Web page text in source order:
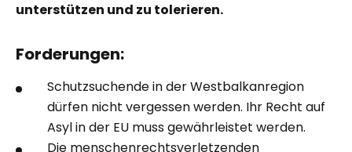
unterstützen und zu tolerieren.
Forderungen:
Schutzsuchende in der Westbalkanregion
dürfen nicht vergessen werden. Ihr Recht auf
Asyl in der EU muss gewährleistet werden.
Die menschenrechtsverletzenden